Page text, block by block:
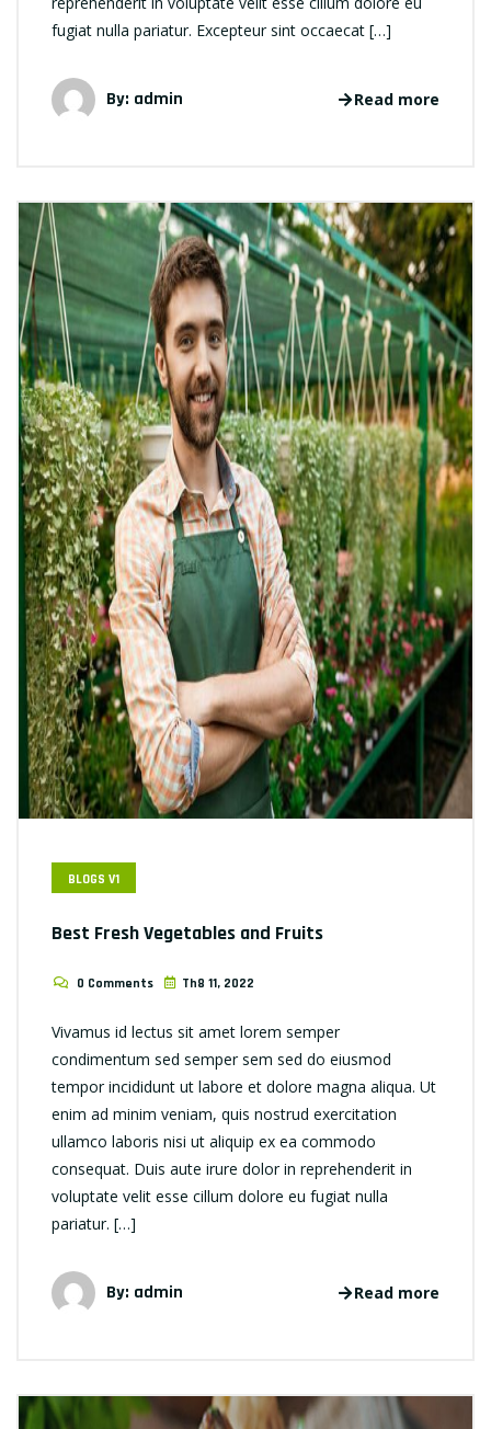
fugiat nulla pariatur. Excepteur sint occaecat […]
By: admin Read more
BLOGS V1
Best Fresh Vegetables and Fruits
0 Comments Th8 11, 2022
Vivamus id lectus sit amet lorem semper
condimentum sed semper sem sed do eiusmod
tempor incididunt ut labore et dolore magna aliqua. Ut
enim ad minim veniam, quis nostrud exercitation
ullamco laboris nisi ut aliquip ex ea commodo
consequat. Duis aute irure dolor in reprehenderit in
voluptate velit esse cillum dolore eu fugiat nulla
pariatur. […]
By: admin Read more